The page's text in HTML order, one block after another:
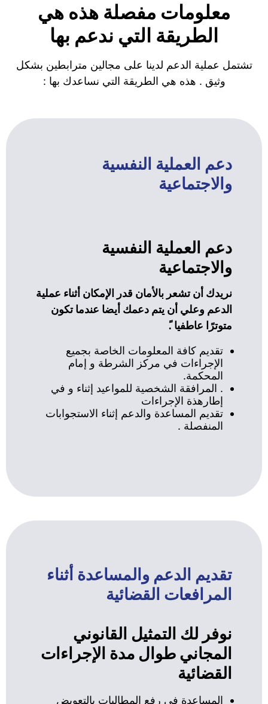
معلومات مفصلة هذه هي
الطريقة التي ندعم بها
تشتمل عملية الدعم لدينا على مجالين مترابطين بشكل
وثيق . هذه هي الطريقة التي نساعدك بها :
دعم العملية النفسية
والاجتماعية
دعم العملية النفسية
والاجتماعية
نريدك أن تشعر بالأمان قدر الإمكان أثناء عملية
الدعم وعلي أن يتم دعمك أيضا عندما تكون
متوترًا عاطفيا .ً
تقديم كافة المعلومات الخاصة بجميع
الإجراءات في مركز الشرطة و إمام
المحكمة.
. المرافقة الشخصية للمواعيد إثناء و في
إطارهذة الإجراءات
تقديم المساعدة والدعم إثناء الاستجوابات
المنفصلة .
تقديم الدعم والمساعدة أثناء
المرافعات القضائية
نوفر لك التمثيل القانوني
المجاني طوال مدة الإجراءات
القضائية
المساعدة في رفع المطالبات بالتعويض